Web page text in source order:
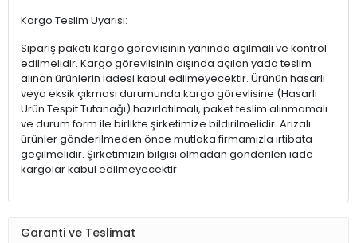
Kargo Teslim Uyarısı:
Sipariş paketi kargo görevlisinin yanında açılmalı ve kontrol
edilmelidir. Kargo görevlisinin dışında açılan yada teslim
alınan ürünlerin iadesi kabul edilmeyecektir. Ürünün hasarlı
veya eksik çıkması durumunda kargo görevlisine (Hasarlı
Ürün Tespit Tutanağı) hazırlatılmalı, paket teslim alınmamalı
ve durum form ile birlikte şirketimize bildirilmelidir. Arızalı
ürünler gönderilmeden önce mutlaka firmamızla irtibata
geçilmelidir. Şirketimizin bilgisi olmadan gönderilen iade
kargolar kabul edilmeyecektir.
Garanti ve Teslimat